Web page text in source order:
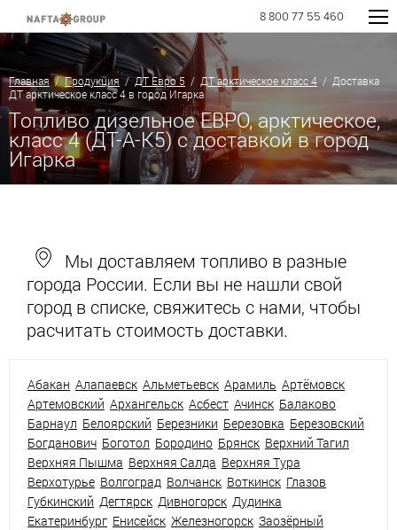
8 800 77 55 460
Главная/Продукция/ДТ Евро 5 / ДТ арктическое класс 4 / Доставка
ДТ арктическое класс 4 в город Игарка
Топливо дизельное ЕВРО, арктическое,
класс 4 (ДТ-А-К5) с доставкой в город
Игарка
Мы доставляем топливо в разные
города России. Если вы не нашли свой
город в списке, свяжитесь с нами, чтобы
расчитать стоимость доставки.
Абакан Алапаевск Альметьевск Арамиль Артёмовск
Артемовский Архангельск Асбест Ачинск Балаково
Барнаул Белоярский Березники Березовка Березовский
Богданович Боготол Бородино Брянск Верхний Тагил
Верхняя Пышма Верхняя Салда Верхняя Тура
Верхотурье Волгоград Волчанск Воткинск Глазов
Губкинский Дегтярск Дивногорск Дудинка
Екатеринбург Енисейск Железногорск Заозёрный